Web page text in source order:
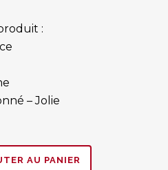
:
– Jolie
AU PANIER